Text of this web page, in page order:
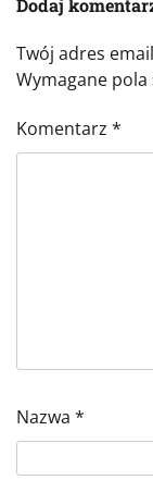
Dodaj
Twój adres
Wymagane
Komentarz *
Nazwa *